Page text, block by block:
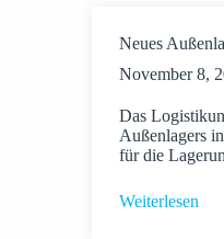
Neues
November 8,
Das
Außenlagers
für die
Weiterlesen